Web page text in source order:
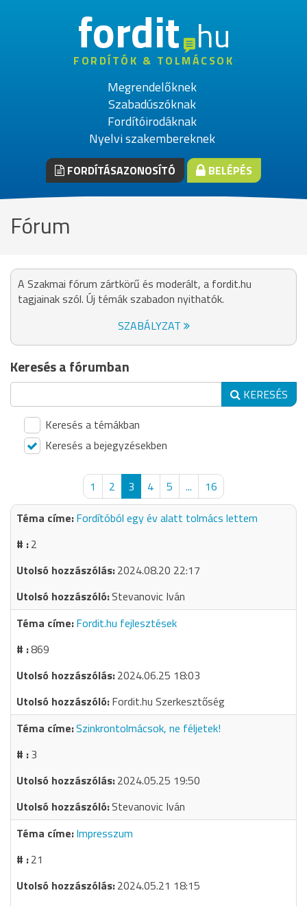
fordithu
FORDÍTÓK & TOLMÁCSOK
Megrendelőknek
Szabadúszóknak
Fordítóirodáknak
Nyelvi szakembereknek
FORDÍTÁSAZONOSÍTÓ BELÉPÉS
Fórum
A Szakmai fórum zártkörű és moderált, a fordit.hu
tagjainak szól. Új témák szabadon nyithatók.
SZABÁLYZAT
Keresés a fórumban
KERESÉS
Keresés a témákban
Keresés a bejegyzésekben
1 2 3 4 5 ...
16
Fordítóból egy év alatt tolmács lettem
2
2024.08.20 22:17
Stevanovic Iván
Fordit.hu fejlesztések
869
2024.06.25 18:03
Fordit.hu Szerkesztőség
Szinkrontolmácsok, ne féljetek!
3
2024.05.25 19:50
Stevanovic Iván
Impresszum
21
2024.05.21 18:15